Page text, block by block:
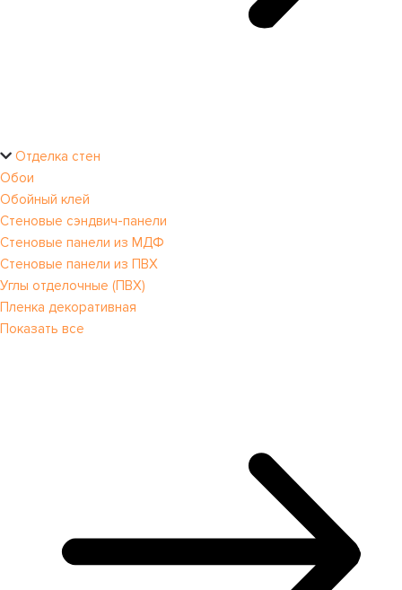
Отделка стен
Обои
Обойный клей
Стеновые сэндвич-панели
Стеновые панели из МДФ
Стеновые панели из ПВХ
Углы отделочные (ПВХ)
Пленка декоративная
Показать все